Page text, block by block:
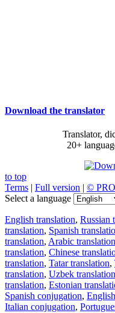
Download the translator
Translator,
20+
to top
Terms | Full version | ©
Select a language
English translation, Russian
translation, Spanish
translation, Arabic translation
translation, Chinese
translation, Tatar translation,
translation, Uzbek translation
translation, Estonian
Spanish conjugation,
Italian conjugation,